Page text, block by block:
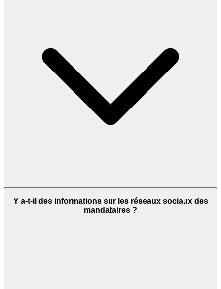
Y a-t-il des informations sur les réseaux sociaux des
mandataires ?